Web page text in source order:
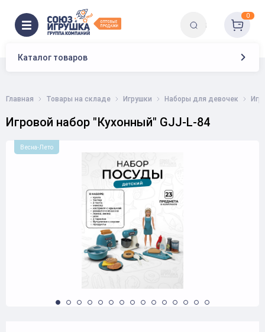
Каталог товаров
0
Главная Товары на складе Игрушки Наборы для девочек
Игровой набор "Кухонный" GJJ-L-84
Весна-Лето